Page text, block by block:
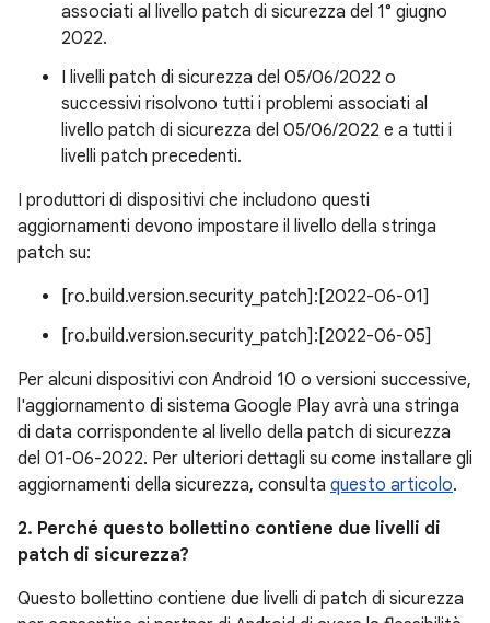
associati al livello patch di sicurezza del 1° giugno
2022.
I livelli patch di sicurezza del 05/06/2022 o
successivi risolvono tutti i problemi associati al
livello patch di sicurezza del 05/06/2022 e a tutti i
livelli patch precedenti.
I produttori di dispositivi che includono questi
aggiornamenti devono impostare il livello della stringa
patch su:
[ro.build.version.security_patch]:[2022-06-01]
[ro.build.version.security_patch]:[2022-06-05]
Per alcuni dispositivi con Android 10 o versioni successive,
l'aggiornamento di sistema Google Play avrà una stringa
di data corrispondente al livello della patch di sicurezza
del 01-06-2022. Per ulteriori dettagli su come installare gli
aggiornamenti della sicurezza, consulta questo articolo.
2. Perché questo bollettino contiene due livelli di
patch di sicurezza?
Questo bollettino contiene due livelli di patch di sicurezza